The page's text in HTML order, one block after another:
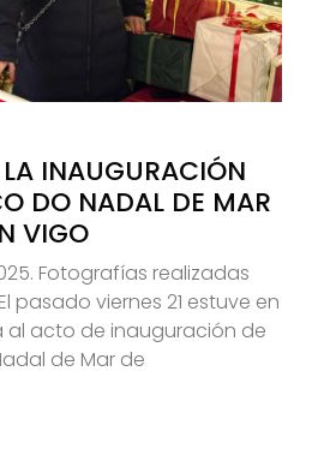
INAUGURACIÓN
DO NADAL DE MAR
VIGO
Fotografías realizadas
pasado viernes 21 estuve en
al acto de inauguración de
de Mar de